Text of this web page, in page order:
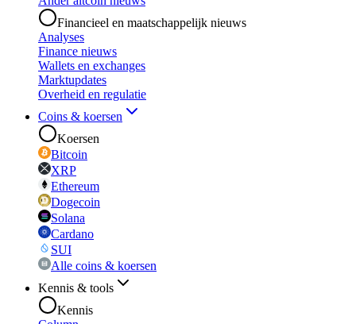
Financieel en maatschappelijk nieuws
Analyses
Finance nieuws
Wallets en exchanges
Marktupdates
Overheid en regulatie
Coins & koersen
Koersen
Bitcoin
XRP
Ethereum
Dogecoin
Solana
Cardano
SUI
Alle coins & koersen
Kennis & tools
Kennis